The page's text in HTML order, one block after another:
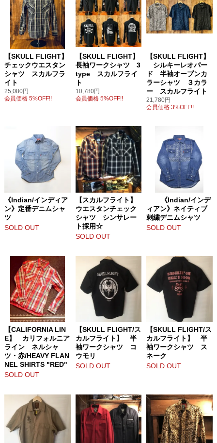
【SKULL FLIGHT】
チェックウエスタン
シャツ スカルフラ
イト
25,080円
会員価格 5%OFF!!
【SKULL FLIGHT】
長袖ワークシャツ 3
type スカルフライ
ト
10,780円
会員価格 5%OFF!!
【SKULL FLIGHT】
シルキーレオパー
ド 半袖オープンカ
ラーシャツ ３カラ
ー スカルフライト
21,780円
会員価格 3%OFF!!
《Indian/インディア
ン》定番デニムシャ
ツ
SOLD OUT
【スカルフライト】
ウエスタンチェック
シャツ シンサレー
ト採用☆
SOLD OUT
《Indian/インデ
ィアン》ネイティブ
刺繍デニムシャツ
SOLD OUT
【CALIFORNIA LIN
E】 カリフォルニア
ライン ネルシャ
ツ・赤/HEAVY FLAN
NEL SHIRTS "RED"
SOLD OUT
【SKULL FLIGHT/ス
カルフライト】 半
袖ワークシャツ コ
ウモリ
SOLD OUT
【SKULL FLIGHT/ス
カルフライト】 半
袖ワークシャツ ス
ネーク
SOLD OUT